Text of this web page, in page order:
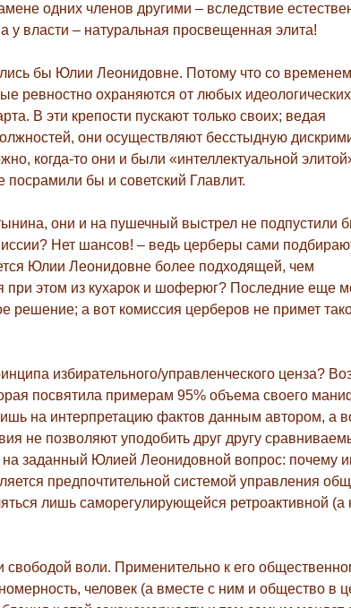
одних членов другими – вследствие
у власти – натуральная просвещенная элита!
бы Юлии Леонидовне. Потому что со
ревностно охраняются от любых
В эти крепости пускают только своих; ведая
они осуществляют бесстыдную
когда-то они и были «интеллектуальной
бы и советский Главлит.
они и на пушечный выстрел не подпустили
Нет шансов! – ведь церберы сами
Юлии Леонидовне более подходящей, чем
при этом из кухарок и шоферюг? Последние еще
решение; а вот комиссия церберов не примет
избирательного/управленческого ценза?
посвятила примерам 95% объема своего
на интерпретацию фактов данным автором, а
не позволяют уподобить друг другу
на заданный Юлией Леонидовной вопрос: почему
предпочтительной системой управления
лишь саморегулирующейся ретроактивной (а
свободой воли. Применительно к его
человек (а вместе с ним и общество в